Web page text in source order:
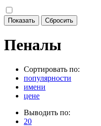
Пеналы
Сортировать по:
популярности
имени
цене
Выводить по:
20